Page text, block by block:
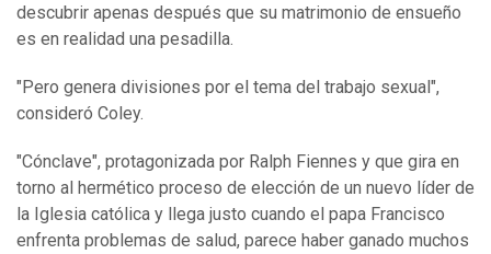
descubrir apenas después que su matrimonio de ensueño
es en realidad una pesadilla.
"Pero genera divisiones por el tema del trabajo sexual",
consideró Coley.
"Cónclave", protagonizada por Ralph Fiennes y que gira en
torno al hermético proceso de elección de un nuevo líder de
la Iglesia católica y llega justo cuando el papa Francisco
enfrenta problemas de salud, parece haber ganado muchos